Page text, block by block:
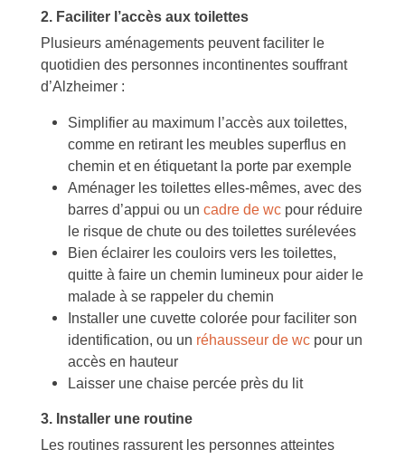
2. Faciliter l’accès aux toilettes
Plusieurs aménagements peuvent faciliter le
quotidien des personnes incontinentes souffrant
d’Alzheimer :
Simplifier au maximum l’accès aux toilettes,
comme en retirant les meubles superflus en
chemin et en étiquetant la porte par exemple
Aménager les toilettes elles-mêmes, avec des
barres d’appui ou un cadre de wc pour réduire
le risque de chute ou des toilettes surélevées
Bien éclairer les couloirs vers les toilettes,
quitte à faire un chemin lumineux pour aider le
malade à se rappeler du chemin
Installer une cuvette colorée pour faciliter son
identification, ou un réhausseur de wc pour un
accès en hauteur
Laisser une chaise percée près du lit
3. Installer une routine
Les routines rassurent les personnes atteintes